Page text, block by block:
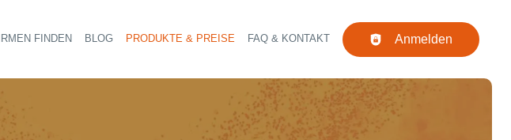
Haupt-Navigation
FINDEN BLOG PRODUKTE & PREISE FAQ & KONTAKT Anmelden